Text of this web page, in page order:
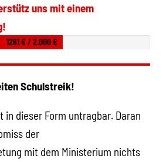
uns mit einem
1261 € / 2.000 €
Schulstreik!
in dieser Form untragbar. Daran
der
mit dem Ministerium nichts